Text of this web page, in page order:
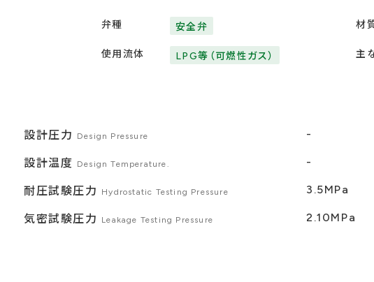
弁種 安全弁 材
使用流体 LPG等（可燃性ガス） 主
設計圧力 Design Pressure -
設計温度 Design Temperature. -
耐圧試験圧力 Hydrostatic Testing Pressure 3.5MPa
気密試験圧力 Leakage Testing Pressure 2.10MPa